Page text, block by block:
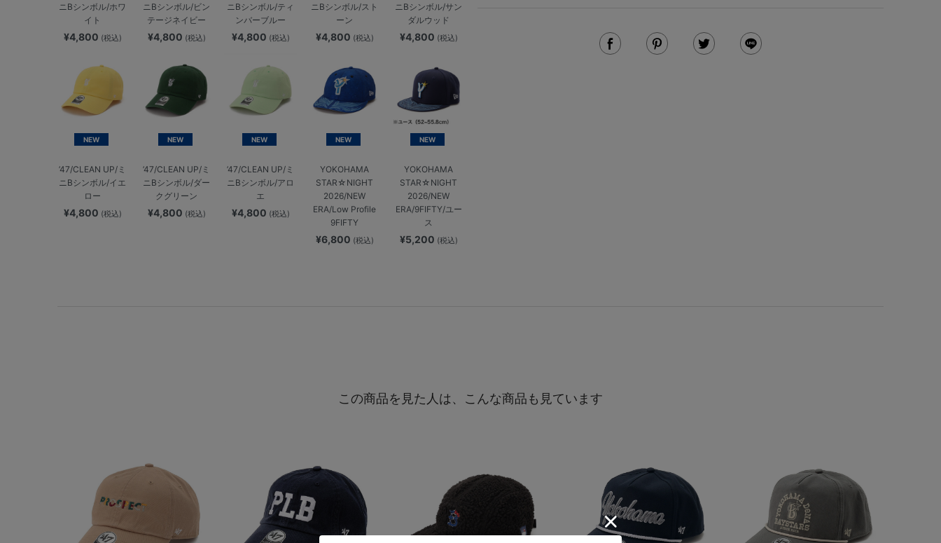
ニBシンボル/ホワ
イト
¥4,800 (税込)
ニBシンボル/ビン
テージネイビー
¥4,800 (税込)
ニBシンボル/ティ
ンバーブルー
¥4,800 (税込)
ニBシンボル/スト
ーン
¥4,800 (税込)
ニBシンボル/サン
ダルウッド
¥4,800 (税込)
NEW
’47/CLEAN UP/ミ
ニBシンボル/イエ
ロー
¥4,800 (税込)
NEW
’47/CLEAN UP/ミ
ニBシンボル/ダー
クグリーン
¥4,800 (税込)
NEW
’47/CLEAN UP/ミ
ニBシンボル/アロ
エ
¥4,800 (税込)
NEW
YOKOHAMA
STAR☆NIGHT
2026/NEW
ERA/Low Profile
9FIFTY
¥6,800 (税込)
NEW
YOKOHAMA
STAR☆NIGHT
2026/NEW
ERA/9FIFTY/ユー
ス
¥5,200 (税込)
この商品を見た人は、こんな商品も見ています